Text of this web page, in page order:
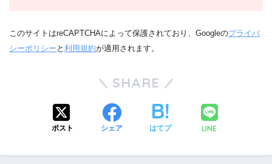
このサイトはreCAPTCHAによって保護されており、Googleのプライバ
シーポリシー と 利用規約が適用されます。
SHARE
ポスト シェア はてブ LINE